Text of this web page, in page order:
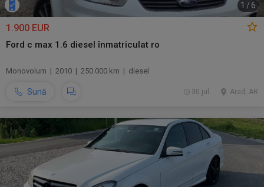
1 / 6
1.900 EUR
Ford c max 1.6 diesel înmatriculat ro
Monovolum | 2010 | 250.000 km | diesel
Sună Arad, AR
30 jul.